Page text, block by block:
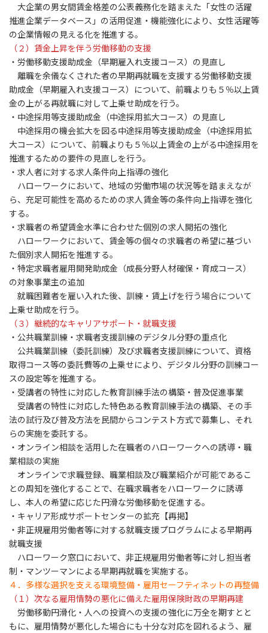
大企業の男女間賃金格差の公表義務化を踏まえた「女性の活躍
推進企業データベース」の活用促進・機能強化により、女性活躍等
の企業情報の見える化を推進する。
（２）賃金上昇を伴う労働移動の支援
・労働移動支援助成金（早期雇入れ支援コース）の見直し
離職を余儀なくされた者の早期再就職を支援する労働移動支援
助成金（早期雇入れ支援コース）について、前職よりも５％以上賃
金の上がる再就職に対して上乗せ助成を行う。
・中途採用等支援助成金（中途採用拡大コース）の見直し
中途採用の機会拡大を図る中途採用等支援助成金（中途採用拡
大コース）について、前職よりも５％以上賃金の上がる中途採用を
推進するための要件の見直しを行う。
・求人者に対する求人条件向上指導の強化
ハローワークにおいて、地域の労働市場の状況等を踏まえなが
ら、充足可能性を高めるための求人賃金等の条件向上指導を強化
する。
・求職者の希望賃金水準に合わせた個別の求人開拓の強化
ハローワークにおいて、賃金等の個々の求職者の希望に基づい
た個別求人開拓を推進する。
・特定求職者雇用開発助成金（成長分野人材確保・育成コース）
の対象事業主の追加
就職困難者を雇い入れた後、訓練・賃上げを行う場合について
上乗せ助成を行う。
（３）継続的なキャリアサポート・就職支援
・公共職業訓練・求職者支援訓練のデジタル分野の重点化
公共職業訓練（委託訓練）及び求職者支援訓練について、資格
取得コース等の委託費等の上乗せにより、デジタル分野の訓練コー
スの設定等を推進する。
・受講者の特性に対応した教育訓練手法の構築・普及促進事業
受講者の特性に対応した特色ある教育訓練手法の構築、その手
法の試行及び普及方法を民間からコンテスト方式で募集し、それ
らの実施を委託する。
・オンライン相談を活用した在職者のハローワークへの誘導・職
業相談の実施
オンラインで求職登録、職業相談及び職業紹介が可能であるこ
との周知を強化することで、在職求職者をハローワークに誘導
し、本人の希望に応じた円滑な労働移動を促進する。
・キャリア形成サポートセンターの拡充【再掲】
・非正規雇用労働者等に対する就職支援プログラムによる早期再
就職支援
ハローワーク窓口において、非正規雇用労働者等に対し担当者
制・マンツーマンによる早期再就職を実施する。
４．多様な選択を支える環境整備・雇用セーフティネットの再整備
（１）次なる雇用情勢の悪化に備えた雇用保険財政の早期再建
労働移動円滑化・人への投資への支援の強化に万全を期すとと
もに、雇用情勢が悪化した場合にも十分な対応を図れるよう、雇